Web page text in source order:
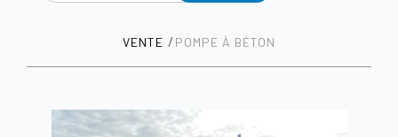
VENTE POMPE À BÉTON